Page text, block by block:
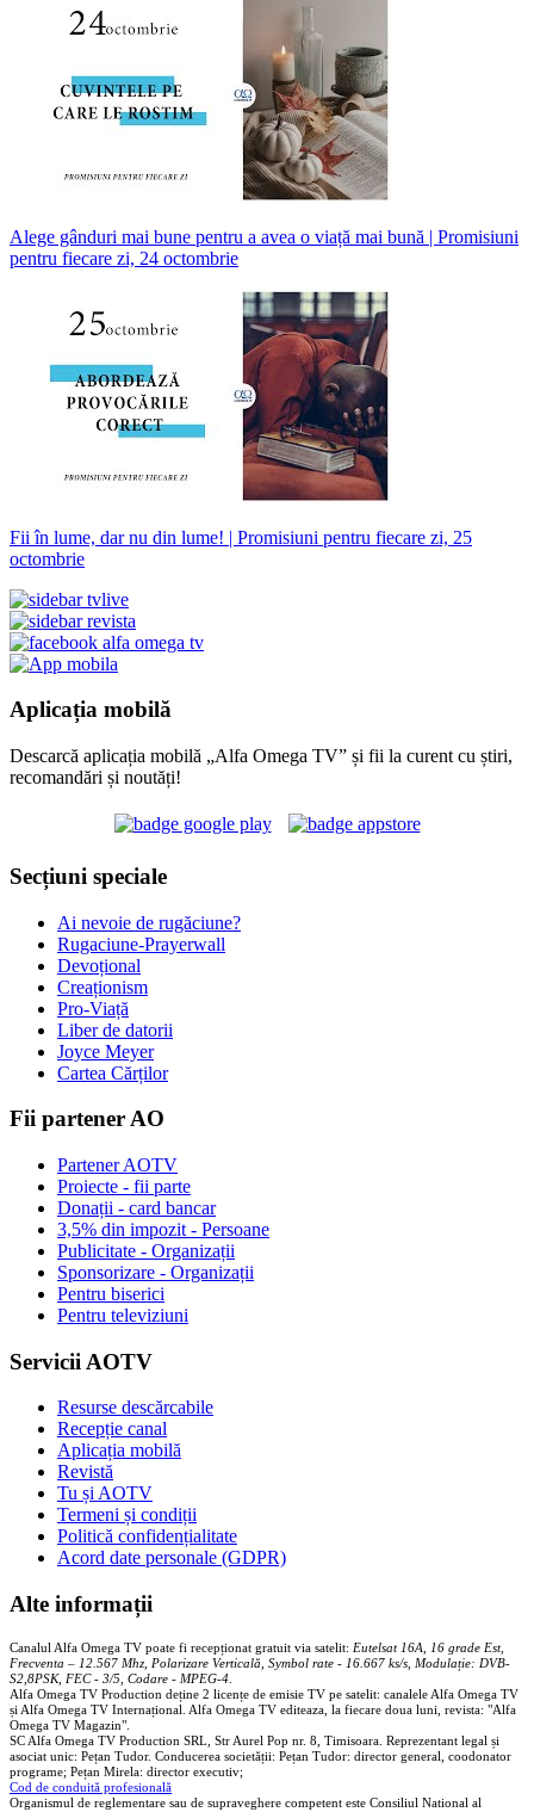
Alege gânduri mai bune pentru a avea o viață mai bună | Promisiuni
pentru fiecare zi, 24 octombrie
Fii în lume, dar nu din lume! | Promisiuni pentru fiecare zi, 25
octombrie
Aplicația mobilă
Descarcă aplicația mobilă „Alfa Omega TV” și fii la curent cu știri,
recomandări și noutăți!
Secțiuni speciale
Ai nevoie de rugăciune?
Rugaciune-Prayerwall
Devoțional
Creaționism
Pro-Viață
Liber de datorii
Joyce Meyer
Cartea Cărților
Fii partener AO
Partener AOTV
Proiecte - fii parte
Donații - card bancar
3,5% din impozit - Persoane
Publicitate - Organizații
Sponsorizare - Organizații
Pentru biserici
Pentru televiziuni
Servicii AOTV
Resurse descărcabile
Recepție canal
Aplicația mobilă
Revistă
Tu și AOTV
Termeni și condiții
Politică confidențialitate
Acord date personale (GDPR)
Alte informații
Canalul Alfa Omega TV poate fi recepționat gratuit via satelit: Eutelsat 16A, 16 grade Est,
Frecventa – 12.567 Mhz, Polarizare Verticală, Symbol rate - 16.667 ks/s, Modulație: DVB-
S2,8PSK, FEC - 3/5, Codare - MPEG-4
Alfa Omega TV Production deține 2 licențe de emisie TV pe satelit: canalele Alfa Omega TV
și Alfa Omega TV Internațional. Alfa Omega TV editeaza, la fiecare doua luni, revista: "Alfa
Omega TV Magazin".
SC Alfa Omega TV Production SRL, Str Aurel Pop nr. 8, Timisoara. Reprezentant legal și
asociat unic: Pețan Tudor. Conducerea societății: Pețan Tudor: director general, coodonator
programe; Pețan Mirela: director executiv;
Cod de conduită profesională
Organismul de reglementare sau de supraveghere competent este Consiliul National al